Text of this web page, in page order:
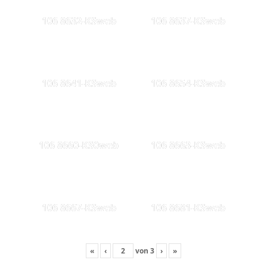
106 8632-KSweb 106 8637-KSweb
106 8641-KSweb 106 8654-KSweb
106 8660-KS0web 106 8663-KSweb
106 8667-KSweb 106 8681-KSweb
« ‹ von 3 › »